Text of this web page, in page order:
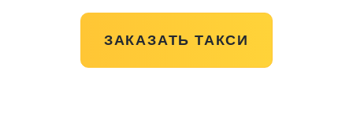
ЗАКАЗАТЬ ТАКСИ